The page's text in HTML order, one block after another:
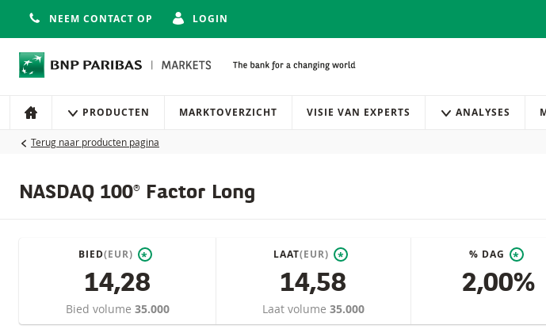
NEEM CONTACT OP LOGIN
Navigatie
Site navigatie
HOME PRODUCTEN MARKTOVERZICHT VISIE VAN EXPERTS ANALYSES
Terug naar producten pagina
NASDAQ 100® Factor Long
BIED(EUR) *
14,28
Bied volume 35.000
LAAT(EUR) *
14,58
Laat volume 35.000
% DAG *
2,00%